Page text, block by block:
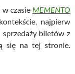
czasie MEMENTO
najpierw
sprzedaży biletów z
się na tej stronie.